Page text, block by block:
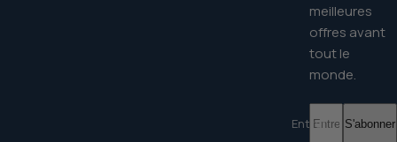
meilleures
offres avant
tout le
monde.
Entrer votre email
S'abonner